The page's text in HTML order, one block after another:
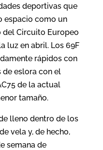
deportivas que
espacio como un
del Circuito Europeo
luz en abril. Los 69F
rápidos con
eslora con el
de la actual
tamaño.
lleno dentro de los
vela y, de hecho,
semana de